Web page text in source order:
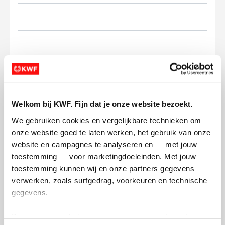
Welkom bij KWF. Fijn dat je onze website bezoekt.
We gebruiken cookies en vergelijkbare technieken om
onze website goed te laten werken, het gebruik van onze
website en campagnes te analyseren en — met jouw
toestemming — voor marketingdoeleinden. Met jouw
toestemming kunnen wij en onze partners gegevens
verwerken, zoals surfgedrag, voorkeuren en technische
gegevens.
en betaal €0.75 extra.
Doneer nu
Opgehaald
€288
Streefbedrag